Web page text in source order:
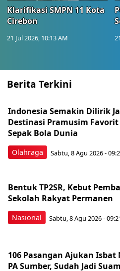
Klarifikasi SMPN 11 Kota
Cirebon
21 Jul 2026, 10:13 AM
Berita Terkini
Olahraga
Indonesia Semakin Dilirik
Destinasi Pramusim
Sepak Bola Dunia
Sabtu, 8 Agu 2026 -
Nasional
Bentuk TP2SR, Kebut
Sekolah Rakyat Permanen
Sabtu, 8 Agu 2026 -
106 Pasangan Ajukan Isbat
PA Sumber, Sudah Jadi